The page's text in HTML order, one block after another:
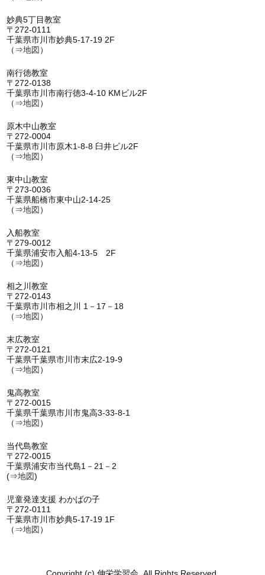
妙典5丁目教室
〒272-0111
千葉県市川市妙典5-17-19 2F
（⇒地図 ）
南行徳教室
〒272-0138
千葉県市川市南行徳3-4-10 KMビル2F
（⇒地図 ）
原木中山教室
〒272-0004
千葉県市川市原木1-8-8 臼井ビル2F
（⇒地図 ）
東中山教室
〒273-0036
千葉県船橋市東中山2-14-25
（⇒地図 ）
入船教室
〒279-0012
千葉県浦安市入船4-13-5 2F
（⇒地図 ）
相之川教室
〒272-0143
千葉県市川市相之川 1－17－18
（⇒地図 ）
末広教室
〒272-0121
千葉県千葉県市川市末広2-19-9
（⇒地図 ）
鬼高教室
〒272-0015
千葉県千葉県市川市鬼高3-33-8-1
（⇒地図 ）
当代島教室
〒272-0015
千葉県浦安市当代島1－21－2
(⇒地図)
児童発達支援 わかばの子
〒272-0111
千葉県市川市妙典5-17-19 1F
（⇒地図 ）